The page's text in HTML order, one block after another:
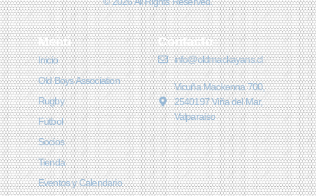
Menú
Inicio
Old Boys Association
Rugby
Fútbol
Socios
Tienda
Eventos y Calendario
Contacto
info@oldmackayans.cl
Vicuña Mackenna 700,
2540197 Viña del Mar,
Valparaíso